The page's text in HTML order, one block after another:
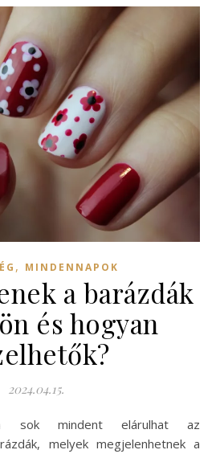
, MINDENNAPOK
a barázdák
és hogyan
2024.04.15.
melyek megjelenhetnek a